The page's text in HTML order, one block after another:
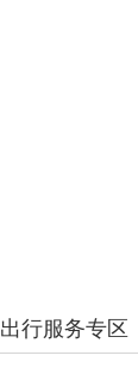
出行服务专区